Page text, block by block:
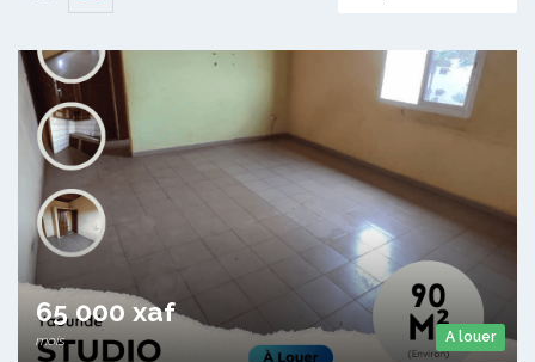
A louer
65 000 xaf
mois